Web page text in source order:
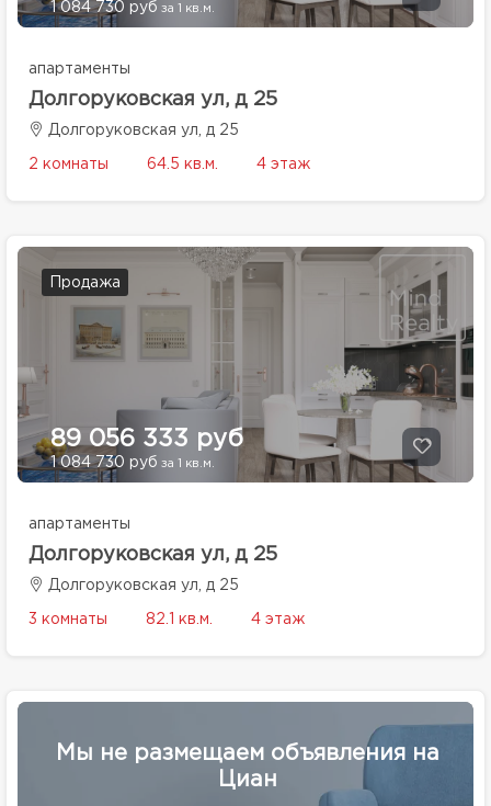
1 084 730 руб за 1 кв.м.
апартаменты
Долгоруковская ул, д 25
Долгоруковская ул, д 25
2 комнаты 64.5 кв.м. 4 этаж
Продажа
89 056 333 руб
1 084 730 руб за 1 кв.м.
апартаменты
Долгоруковская ул, д 25
Долгоруковская ул, д 25
3 комнаты 82.1 кв.м. 4 этаж
Мы не размещаем объявления на
Циан